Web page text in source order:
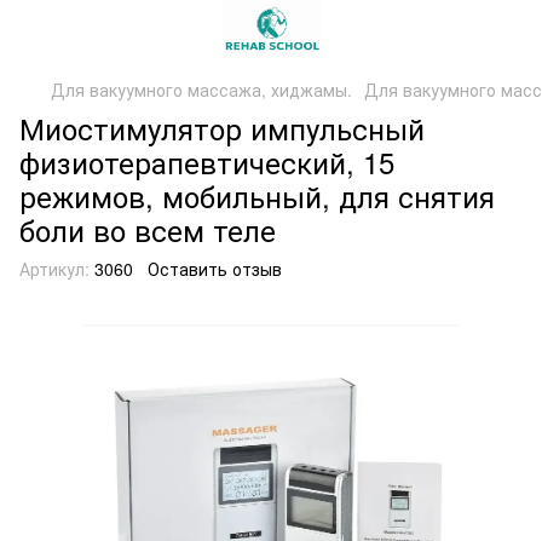
Для вакуумного массажа, хиджамы. Для вакуумного
Миостимулятор импульсный
физиотерапевтический, 15
режимов, мобильный, для снятия
боли во всем теле
Артикул: 3060 Оставить отзыв